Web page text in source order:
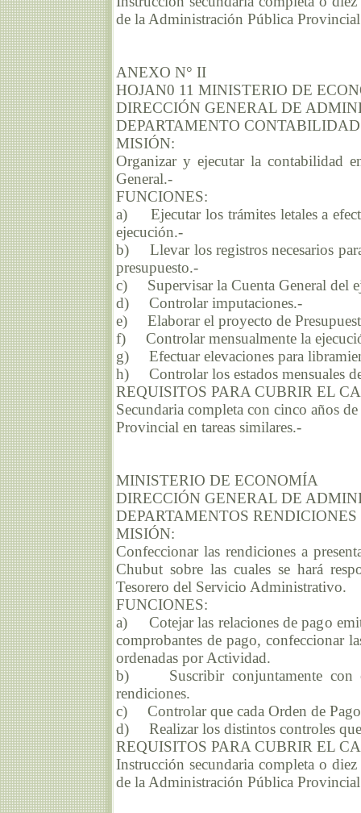
de la Administración Pública
ANEXO N° II
HOJAN0 11 MINISTERIO DE
DIRECCIÓN GENERAL DE
DEPARTAMENTO
MISIÓN:
Organizar y ejecutar la contabilidad
General.-
FUNCIONES:
a) Ejecutar los trámites letales a
ejecución.-
b) Llevar los registros necesarios
presupuesto.-
c) Supervisar la Cuenta General del
d) Controlar imputaciones.-
e) Elaborar el proyecto de
f) Controlar mensualmente la
g) Efectuar elevaciones para
h) Controlar los estados mensuales
REQUISITOS PARA CUBRIR EL
Secundaria completa con cinco años
Provincial en tareas similares.-
MINISTERIO DE ECONOMÍA
DIRECCIÓN GENERAL DE
DEPARTAMENTOS RENDICIONES
MISIÓN:
Confeccionar las rendiciones a
Chubut sobre las cuales se hará
Tesorero del Servicio Administrativo.
FUNCIONES:
a) Cotejar las relaciones de pago
comprobantes de pago, confeccionar
ordenadas por Actividad.
b) Suscribir conjuntamente con el
rendiciones.
c) Controlar que cada Orden de Pago
d) Realizar los distintos controles que
REQUISITOS PARA CUBRIR EL
Instrucción secundaria completa o
de la Administración Pública